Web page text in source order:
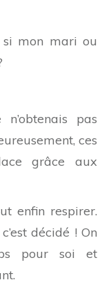
mon mari ou
pas
ces
grâce aux
enfin respirer.
décidé ! On
pour soi et